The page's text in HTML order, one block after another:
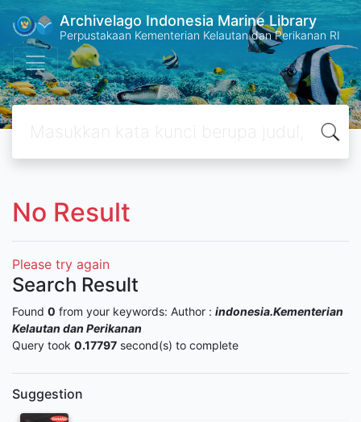
Archivelago Indonesia Marine Library
Perpustakaan Kementerian Kelautan dan Perikanan RI
No Result
Please try again
Search Result
Found 0 from your keywords: Author : indonesia.Kementerian
Kelautan dan Perikanan
Query took 0.17797 second(s) to complete
Suggestion